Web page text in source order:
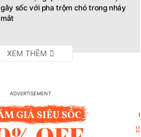
gây sốc với pha trộm chó trong nháy
mắt